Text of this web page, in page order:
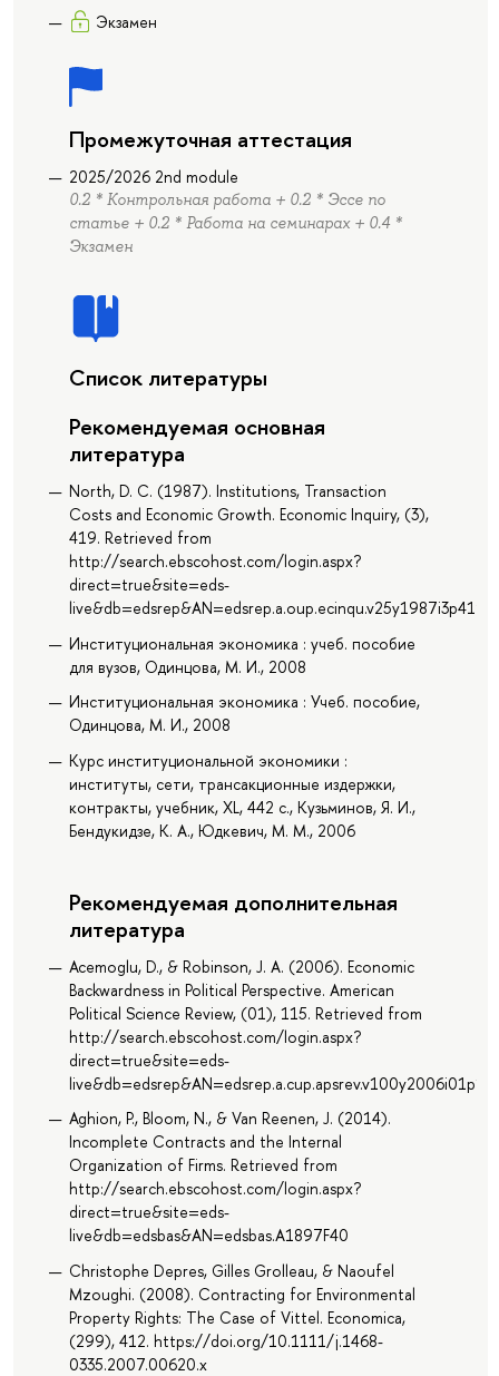
Экзамен
Промежуточная аттестация
2025/2026 2nd module
0.2 * Контрольная работа + 0.2 * Эссе по
статье + 0.2 * Работа на семинарах + 0.4 *
Экзамен
Список литературы
Рекомендуемая основная
литература
North, D. C. (1987). Institutions, Transaction
Costs and Economic Growth. Economic Inquiry, (3),
419. Retrieved from
http://search.ebscohost.com/login.aspx?
direct=true&site=eds-
Институциональная экономика : учеб. пособие
для вузов, Одинцова, М. И., 2008
Институциональная экономика : Учеб. пособие,
Одинцова, М. И., 2008
Курс институциональной экономики :
институты, сети, трансакционные издержки,
контракты, учебник, XL, 442 с., Кузьминов, Я. И.,
Бендукидзе, К. А., Юдкевич, М. М., 2006
Рекомендуемая дополнительная
литература
Acemoglu, D., & Robinson, J. A. (2006). Economic
Backwardness in Political Perspective. American
Political Science Review, (01), 115. Retrieved from
http://search.ebscohost.com/login.aspx?
direct=true&site=eds-
Aghion, P., Bloom, N., & Van Reenen, J. (2014).
Incomplete Contracts and the Internal
Organization of Firms. Retrieved from
http://search.ebscohost.com/login.aspx?
direct=true&site=eds-
live&db=edsbas&AN=edsbas.A1897F40
Christophe Depres, Gilles Grolleau, & Naoufel
Mzoughi. (2008). Contracting for Environmental
Property Rights: The Case of Vittel. Economica,
(299), 412. https://doi.org/10.1111/j.1468-
0335.2007.00620.x